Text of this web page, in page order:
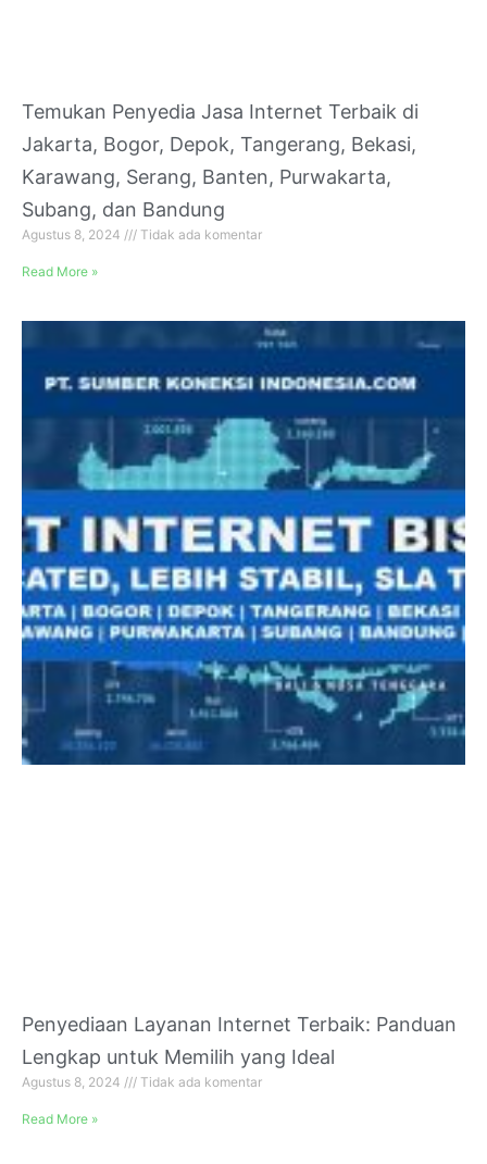
Temukan Penyedia Jasa Internet Terbaik di
Jakarta, Bogor, Depok, Tangerang, Bekasi,
Karawang, Serang, Banten, Purwakarta,
Subang, dan Bandung
Agustus 8, 2024 Tidak ada komentar
Read More »
Penyediaan Layanan Internet Terbaik: Panduan
Lengkap untuk Memilih yang Ideal
Agustus 8, 2024 Tidak ada komentar
Read More »